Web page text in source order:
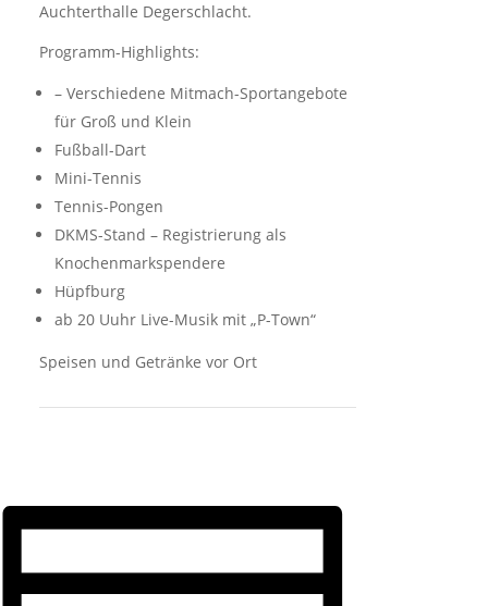
Auchterthalle Degerschlacht.
Programm-Highlights:
– Verschiedene Mitmach-Sportangebote
für Groß und Klein
Fußball-Dart
Mini-Tennis
Tennis-Pongen
DKMS-Stand – Registrierung als
Knochenmarkspendere
Hüpfburg
ab 20 Uuhr Live-Musik mit „P-Town“
Speisen und Getränke vor Ort